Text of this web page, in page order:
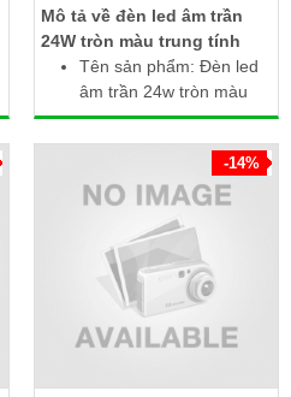
Mô tả về đèn led âm trần
24W tròn màu trung tính
Tên sản phẩm: Đèn led
âm trần 24w tròn màu
trung tính
Điện áp: 85 - 265V AC /
Công suất: 24W
Quang thông: 2400lm
Nhiệt độ màu: 4000 -
4500K
Kích thước (Ø x H): 300
x 10mm
Khoét lỗ: Ø280mm
-14%